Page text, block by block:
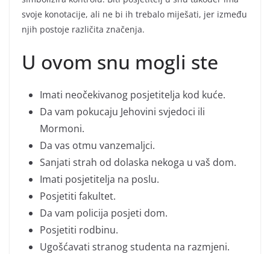
svoje konotacije, ali ne bi ih trebalo miješati, jer između
njih postoje različita značenja.
U ovom snu mogli ste
Imati neočekivanog posjetitelja kod kuće.
Da vam pokucaju Jehovini svjedoci ili
Mormoni.
Da vas otmu vanzemaljci.
Sanjati strah od dolaska nekoga u vaš dom.
Imati posjetitelja na poslu.
Posjetiti fakultet.
Da vam policija posjeti dom.
Posjetiti rodbinu.
Ugošćavati stranog studenta na razmjeni.